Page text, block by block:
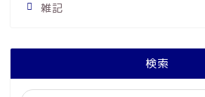
雑記
検索